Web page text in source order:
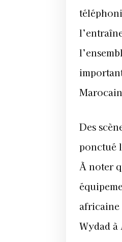
Des
ponctué
À noter
africaine
Wydad à